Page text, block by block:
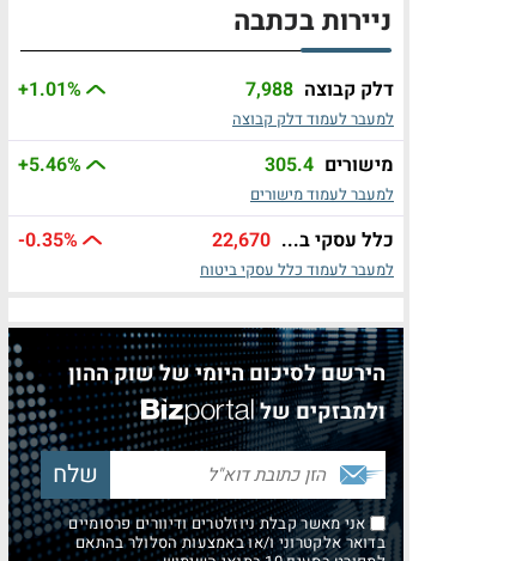
ניירות בכתבה
דלק קבוצה 7,988
+1.01%
למעבר לעמוד דלק קבוצה
מישורים 305.4
+5.46%
למעבר לעמוד מישורים
כלל עסקי ב... 22,670
-0.35%
למעבר לעמוד כלל עסקי ביטוח
הירשם לסיכום היומי של שוק ההון
ולמבזקים של
אני מאשר קבלת ניוזלטרים ודיוורים פרסומיים
בדואר אלקטרוני ו/או באמצעות הסלולר בהתאם